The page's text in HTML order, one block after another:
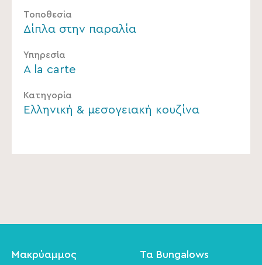
Τοποθεσία
Δίπλα στην παραλία
Υπηρεσία
A la carte
Κατηγορία
Ελληνική & μεσογειακή κουζίνα
Μακρύαμμος
Τα Bungalows